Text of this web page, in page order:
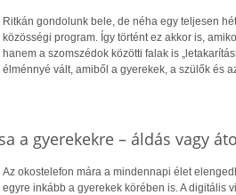
Ritkán gondolunk bele, de néha egy teljesen
közösségi program. Így történt ez akkor is,
hanem a szomszédok közötti falak is
élménnyé vált, amiből a gyerekek, a szülők és
a gyerekekre – áldás vagy
Az okostelefon mára a mindennapi élet
egyre inkább a gyerekek körében is. A digitális